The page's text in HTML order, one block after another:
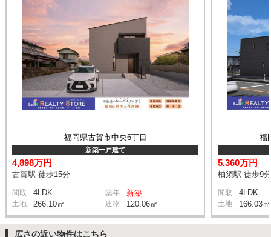
福岡県古賀市中央6丁目
新築一戸建て
4,898万円
古賀駅 徒歩15分
間取 4LDK 築年 新築
土地 266.10㎡ 建物 120.06㎡
福
5,360万円
柚須駅 徒歩9分
間取 4LDK
土地 166.03㎡
広さの近い物件はこちら